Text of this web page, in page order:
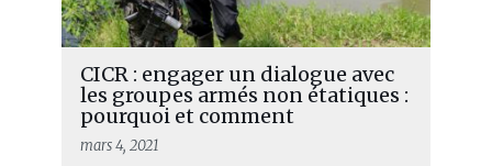
CICR : engager un dialogue avec
les groupes armés non étatiques :
pourquoi et comment
mars 4, 2021